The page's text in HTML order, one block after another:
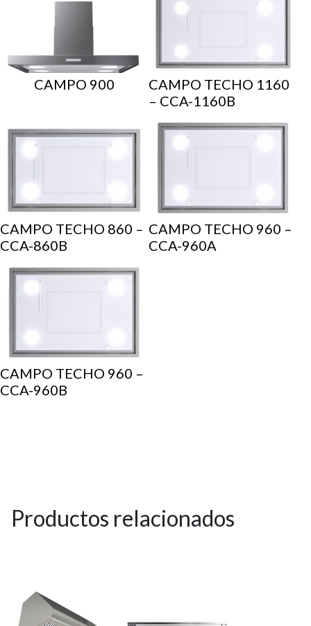
CAMPO 900
CAMPO TECHO 1160
– CCA-1160B
CAMPO TECHO 860 –
CCA-860B
CAMPO TECHO 960 –
CCA-960A
CAMPO TECHO 960 –
CCA-960B
Productos relacionados